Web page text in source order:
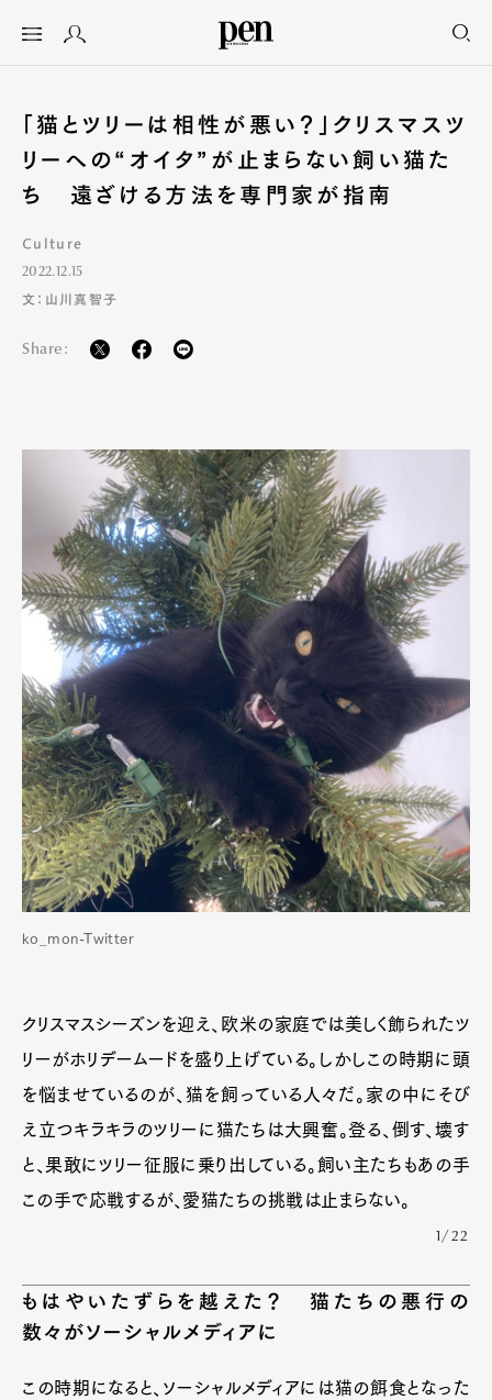
「猫とツリーは相性が悪い？」クリスマスツ
リーへの“オイタ”が止まらない飼い猫た
ち 遠ざける方法を専門家が指南
Culture
2022.12.15
文：山川真智子
Share:
ko_mon-Twitter
クリスマスシーズンを迎え、欧米の家庭では美しく飾られたツ
リーがホリデームードを盛り上げている。しかしこの時期に頭
を悩ませているのが、猫を飼っている人々だ。家の中にそび
え立つキラキラのツリーに猫たちは大興奮。登る、倒す、壊す
と、果敢にツリー征服に乗り出している。飼い主たちもあの手
この手で応戦するが、愛猫たちの挑戦は止まらない。
1/22
もはやいたずらを越えた？ 猫たちの悪行の
数々がソーシャルメディアに
この時期になると、ソーシャルメディアには猫の餌食となった